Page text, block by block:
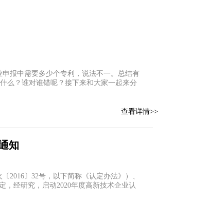
报中需要多少个专利，说法不一。总结有
么？谁对谁错呢？接下来和大家一起来分
查看详情>>
知
2016〕32号，以下简称《认定办法》）、
，经研究，启动2020年度高新技术企业认